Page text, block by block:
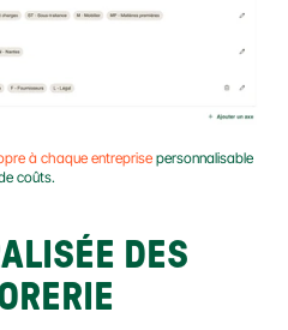
à chaque entreprise personnalisable
coûts.
DES